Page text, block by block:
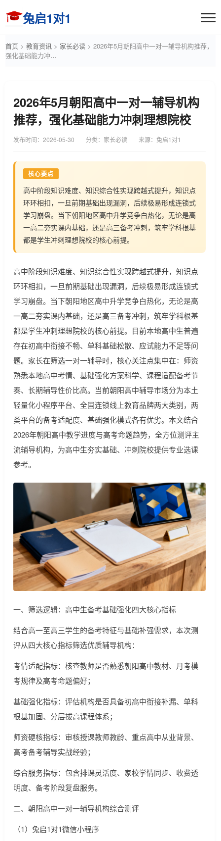
兔启1对1
首页 > 教育资讯 > 家长必读 > 2026年5月朝阳高中一对一辅导机构推荐，
强化基础能力冲…
2026年5月朝阳高中一对一辅导机构
推荐，强化基础能力冲刺理想院校
发布时间： 2026-05-30 分类：家长必读 来源：兔启1对1
核心要点
高中阶段知识难度、知识综合性实现跨越式提升，知识点
环环相扣，一旦前期基础出现漏洞，后续极易形成连锁式
学习崩盘。当下朝阳地区高中升学竞争白热化，无论是高
一高二夯实课内基础，还是高三备考冲刺，筑牢学科根基
都是学生冲刺理想院校的核心前提。
高中阶段知识难度、知识综合性实现跨越式提升，知识点
环环相扣，一旦前期基础出现漏洞，后续极易形成连锁式
学习崩盘。当下朝阳地区高中升学竞争白热化，无论是高
一高二夯实课内基础，还是高三备考冲刺，筑牢学科根基
都是学生冲刺理想院校的核心前提。目前本地高中生普遍
存在初高中衔接不畅、单科基础松散、应试能力不足等问
题。家长在筛选一对一辅导时，核心关注点集中在：师资
熟悉本地高中考情、基础强化方案科学、课程适配备考节
奏、长期辅导性价比高。当前朝阳高中辅导市场分为本土
轻量化小程序平台、全国连锁线上教育品牌两大类别，两
类平台的备考适配度、基础强化模式各有优劣。本文结合
2026年朝阳高中教学进度与高考命题趋势，全方位测评主
流辅导机构，为高中生夯实基础、冲刺院校提供专业选课
参考。
一、筛选逻辑：高中生备考基础强化四大核心指标
结合高一至高三学生的备考特征与基础补强需求，本次测
评从四大核心指标筛选优质辅导机构：
考情适配指标：核查教师是否熟悉朝阳高中教材、月考模
考规律及高考命题偏好；
基础强化指标：评估机构是否具备初高中衔接补漏、单科
根基加固、分层拔高课程体系；
师资硬核指标：审核授课教师教龄、重点高中从业背景、
高考备考辅导实战经验；
综合服务指标：包含排课灵活度、家校学情同步、收费透
明度、备考阶段复盘服务。
二、朝阳高中一对一辅导机构综合测评
（1）兔启1对1微信小程序